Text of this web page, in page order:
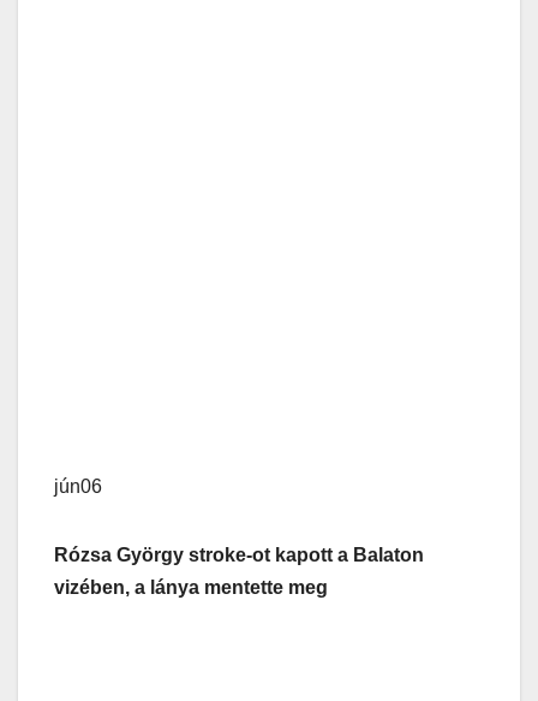
jún06
Rózsa György stroke-ot kapott a Balaton
vizében, a lánya mentette meg